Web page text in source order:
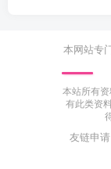
本网站专
本站所有
有此类资
友链申请